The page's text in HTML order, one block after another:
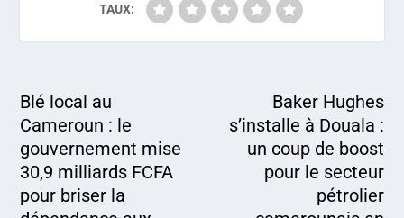
TAUX:
Blé local au
Cameroun : le
gouvernement mise
30,9 milliards FCFA
pour briser la
Baker Hughes
s’installe à Douala :
un coup de boost
pour le secteur
pétrolier